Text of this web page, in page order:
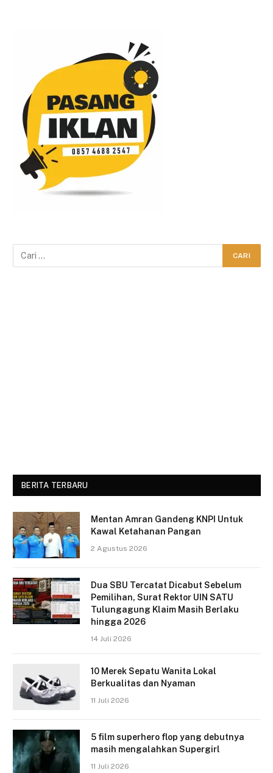
BERITA TERBARU
Mentan Amran Gandeng KNPI Untuk
Kawal Ketahanan Pangan
2 Agustus 2026
Dua SBU Tercatat Dicabut Sebelum
Pemilihan, Surat Rektor UIN SATU
Tulungagung Klaim Masih Berlaku
hingga 2026
14 Juli 2026
10 Merek Sepatu Wanita Lokal
Berkualitas dan Nyaman
11 Juli 2026
5 film superhero flop yang debutnya
masih mengalahkan Supergirl
11 Juli 2026